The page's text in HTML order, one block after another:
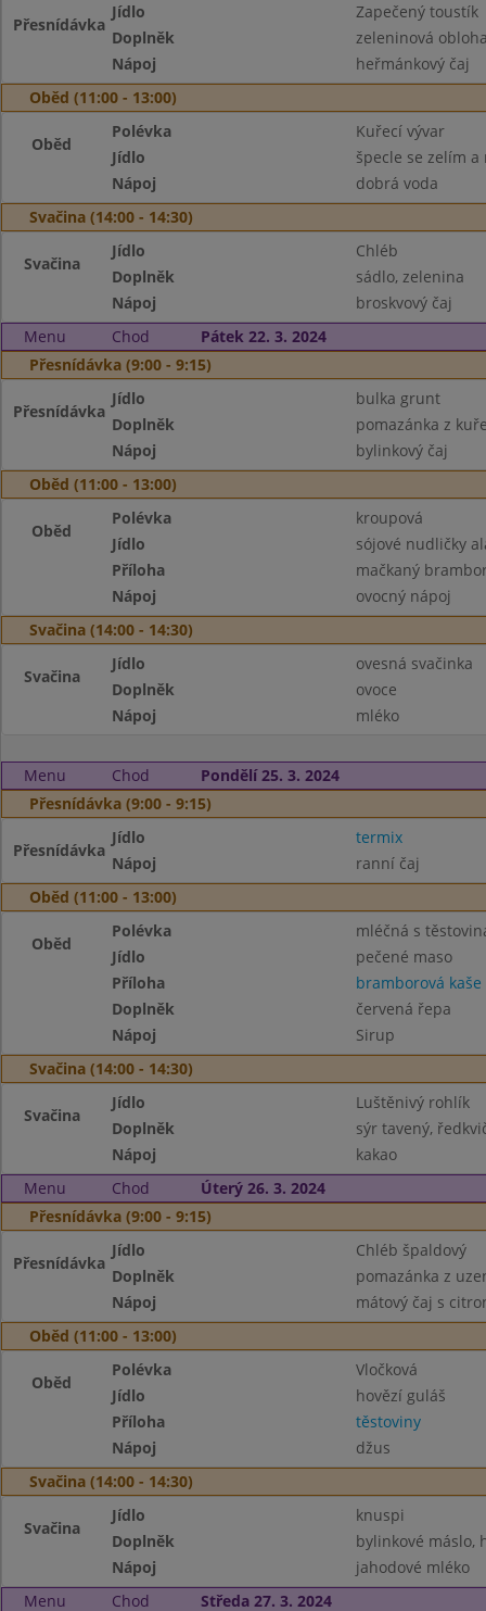
Přesnídávka
Jídlo
Zapečený toustík
Doplněk
zeleninová
Nápoj
heřmánkový čaj
Oběd (11:00 - 13:00)
Oběd
Polévka
Kuřecí vývar
Jídlo
špecle se zelím a
Nápoj
dobrá voda
Svačina (14:00 - 14:30)
Svačina
Jídlo
Chléb
Doplněk
sádlo, zelenina
Nápoj
broskvový čaj
Menu
Chod
Pátek 22. 3. 2024
Přesnídávka (9:00 - 9:15)
Přesnídávka
Jídlo
bulka grunt
Doplněk
pomazánka z
Nápoj
bylinkový čaj
Oběd (11:00 - 13:00)
Oběd
Polévka
kroupová
Jídlo
sójové nudličky
Příloha
mačkaný
Nápoj
ovocný nápoj
Svačina (14:00 - 14:30)
Svačina
Jídlo
ovesná svačinka
Doplněk
ovoce
Nápoj
mléko
Menu Chod
Pondělí 25. 3. 2024
Přesnídávka (9:00 - 9:15)
Přesnídávka
Jídlo
termix
Nápoj
ranní čaj
Oběd (11:00 - 13:00)
Oběd
Polévka
mléčná s
Jídlo
pečené maso
Příloha
bramborová kaše
Doplněk
červená řepa
Nápoj
Sirup
Svačina (14:00 - 14:30)
Svačina
Jídlo
Luštěnivý rohlík
Doplněk
sýr tavený,
Nápoj
kakao
Menu
Chod
Úterý 26. 3. 2024
Přesnídávka (9:00 - 9:15)
Přesnídávka
Jídlo
Chléb špaldový
Doplněk
pomazánka z
Nápoj
mátový čaj s
Oběd (11:00 - 13:00)
Oběd
Polévka
Vločková
Jídlo
hovězí guláš
Příloha
těstoviny
Nápoj
džus
Svačina (14:00 - 14:30)
Svačina
Jídlo
knuspi
Doplněk
bylinkové máslo,
Nápoj
jahodové mléko
Menu
Chod Středa 27. 3. 2024